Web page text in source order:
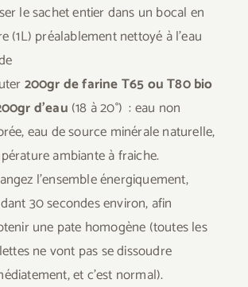
le sachet entier dans un bocal en
(1L) préalablement nettoyé à l’eau
200gr de farine T65 ou T80 bio
d’eau (18 à 20°) : eau non
eau de source minérale naturelle,
ambiante à fraiche.
l’ensemble énergiquement,
30 secondes environ, afin
une pate homogène (toutes les
ne vont pas se dissoudre
et c’est normal).